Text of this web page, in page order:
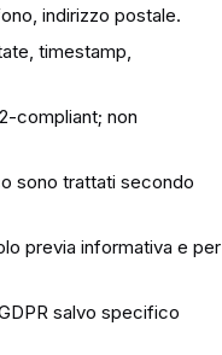
indirizzo postale.
timestamp,
compliant; non
sono trattati secondo
previa informativa e per
salvo specifico